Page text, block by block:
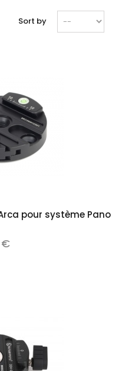
Sort by
pour système Pano
€